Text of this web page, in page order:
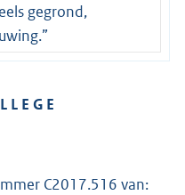
gegrond,
L E G E
C2017.516 van: